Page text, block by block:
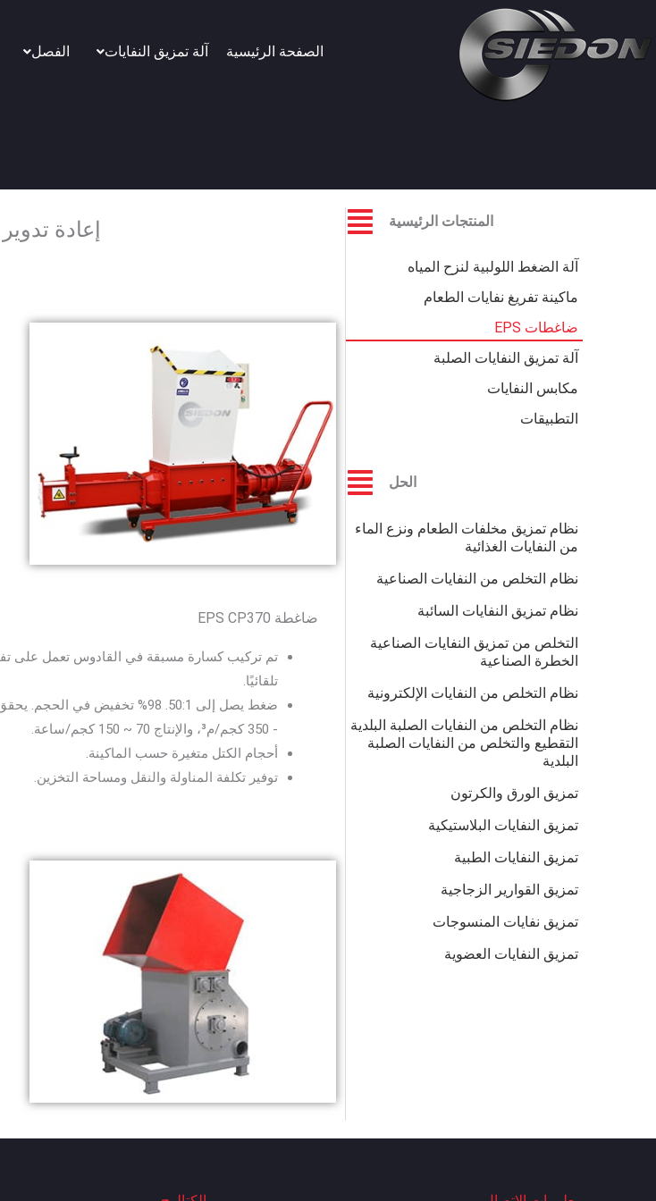
المحتوى
الصفحة الرئيسية آلة تمزيق النفايات الفصل
المنتجات الرئيسية
آلة الضغط اللولبية لنزح المياه
ماكينة تفريغ نفايات الطعام
ضاغطات EPS
آلة تمزيق النفايات الصلبة
مكابس النفايات
التطبيقات
الحل
نظام تمزيق مخلفات الطعام ونزع الماء
من النفايات الغذائية
نظام التخلص من النفايات الصناعية
نظام تمزيق النفايات السائبة
التخلص من تمزيق النفايات الصناعية
الخطرة الصناعية
نظام التخلص من النفايات الإلكترونية
نظام التخلص من النفايات الصلبة البلدية
التقطيع والتخلص من النفايات الصلبة
البلدية
تمزيق الورق والكرتون
تمزيق النفايات البلاستيكية
تمزيق النفايات الطبية
تمزيق القوارير الزجاجية
تمزيق نفايات المنسوجات
تمزيق النفايات العضوية
إعادة
ضاغطة EPS CP370
تم تركيب كسارة مسبقة في القادوس تعمل على
تلقائيًا.
- 350 كجم/م³، والإنتاج 70 ~ 150 كجم/ساعة.
أحجام الكتل متغيرة حسب الماكينة.
توفير تكلفة المناولة والنقل ومساحة التخزين.